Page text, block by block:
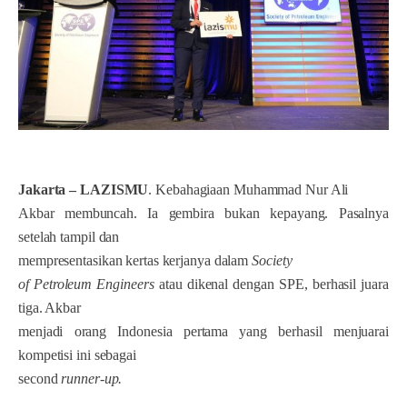
Jakarta – LAZISMU. Kebahagiaan Muhammad Nur Ali
Akbar membuncah. Ia gembira bukan kepayang. Pasalnya
setelah tampil dan
mempresentasikan kertas kerjanya dalamSociety
of Petroleum Engineers atau dikenal dengan SPE, berhasil juara
tiga. Akbar
menjadi orang Indonesia pertama yang berhasil menjuarai
kompetisi ini sebagai
second runner-up.